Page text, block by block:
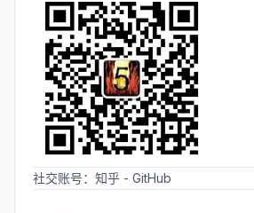
社交账号： 知乎 - GitHub